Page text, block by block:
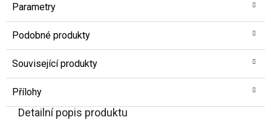
Parametry
Podobné produkty
Související produkty
Přílohy
Detailní popis produktu